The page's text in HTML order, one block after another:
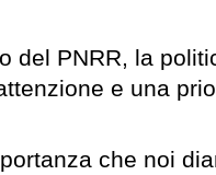
del PNRR, la
e una
che noi